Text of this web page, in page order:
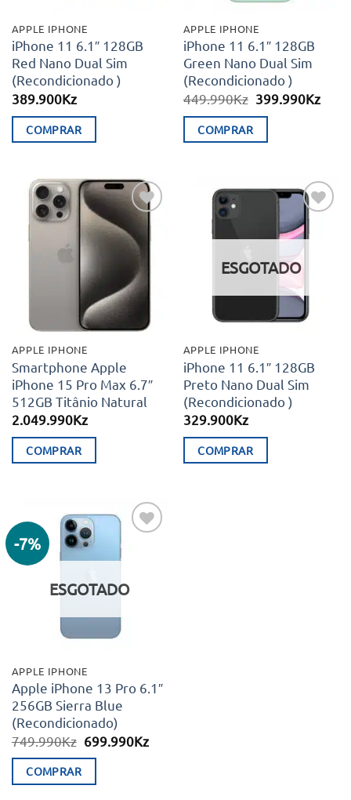
APPLE IPHONE
iPhone 11 6.1″ 128GB
Red Nano Dual Sim
(Recondicionado )
389.900Kz
COMPRAR
APPLE IPHONE
iPhone 11 6.1″ 128GB
Green Nano Dual Sim
(Recondicionado )
449.990Kz O
era:
399.990KzO
COMPRAR
Adicionar
aos meus
desejos
APPLE IPHONE
Smartphone Apple
iPhone 15 Pro Max 6.7″
512GB Titânio Natural
2.049.990Kz
COMPRAR
Adicionar
aos meus
desejos
ESGOTADO
APPLE IPHONE
iPhone 11 6.1″ 128GB
Preto Nano Dual Sim
(Recondicionado )
329.900Kz
COMPRAR
-7%
Adicionar
aos meus
ESGOTADO
APPLE IPHONE
Apple iPhone 13 Pro 6.1″
256GB Sierra Blue
(Recondicionado)
749.990Kz O
era:
699.990KzO
COMPRAR